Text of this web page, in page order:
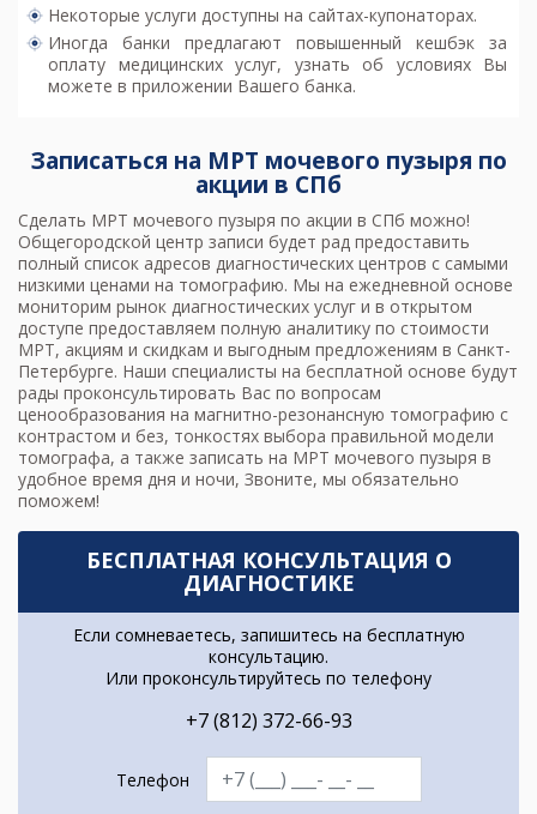
Некоторые услуги доступны на сайтах-купонаторах.
Иногда банки предлагают повышенный кешбэк за
оплату медицинских услуг, узнать об условиях Вы
можете в приложении Вашего банка.
Записаться на МРТ мочевого пузыря по
акции в СПб
Сделать МРТ мочевого пузыря по акции в СПб можно!
Общегородской центр записи будет рад предоставить
полный список адресов диагностических центров с самыми
низкими ценами на томографию. Мы на ежедневной основе
мониторим рынок диагностических услуг и в открытом
доступе предоставляем полную аналитику по стоимости
МРТ, акциям и скидкам и выгодным предложениям в Санкт-
Петербурге. Наши специалисты на бесплатной основе будут
рады проконсультировать Вас по вопросам
ценообразования на магнитно-резонансную томографию с
контрастом и без, тонкостях выбора правильной модели
томографа, а также записать на МРТ мочевого пузыря в
удобное время дня и ночи, Звоните, мы обязательно
поможем!
БЕСПЛАТНАЯ КОНСУЛЬТАЦИЯ О
ДИАГНОСТИКЕ
Если сомневаетесь, запишитесь на бесплатную
консультацию.
Или проконсультируйтесь по телефону
+7 (812) 372-66-93
Телефон